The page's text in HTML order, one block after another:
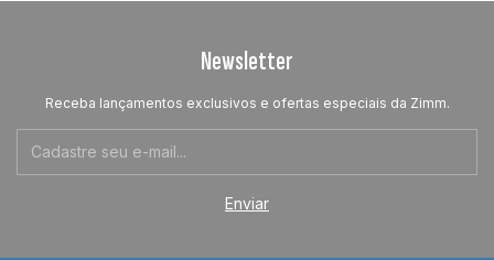
Newsletter
Receba lançamentos exclusivos e ofertas especiais da Zimm.